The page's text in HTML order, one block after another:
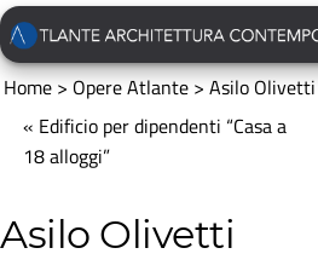
Home>Opere Atlante>Asilo Olivetti
« Edificio per dipendenti “Casa a
18 alloggi”
Asilo Olivetti